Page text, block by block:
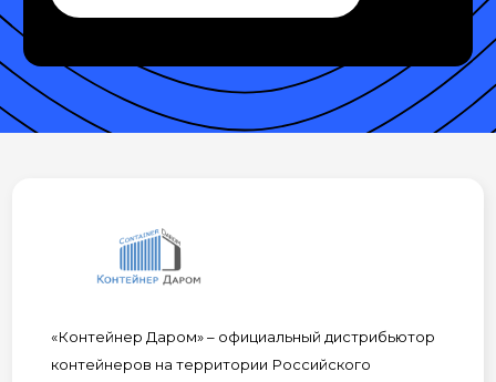
«Контейнер Даром» – официальный дистрибьютор
контейнеров на территории Российского